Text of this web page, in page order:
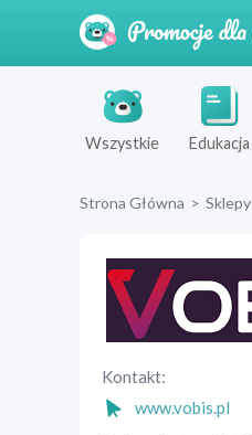
Wszystkie Edukacja
Strona Główna > Sklepy
Kontakt:
www.vobis.pl